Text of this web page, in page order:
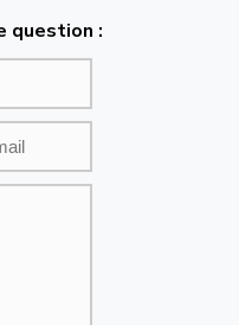
question :